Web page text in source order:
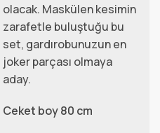
olacak. Maskülen kesimin
zarafetle buluştuğu bu
set, gardırobunuzun en
joker parçası olmaya
aday.
Ceket boy 80 cm